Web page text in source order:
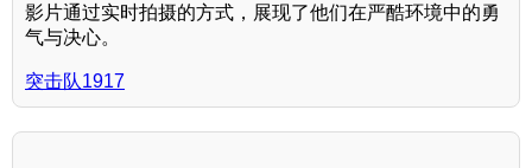
影片通过实时拍摄的方式，展现了他们在严酷环境中的勇
气与决心。
突击队1917